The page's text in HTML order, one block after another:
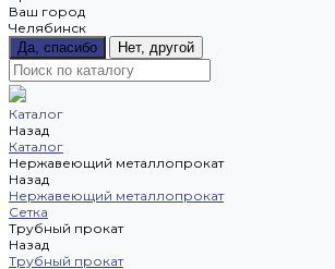
Ваш город
Челябинск
Да, спасибо
Нет, другой
Каталог
Назад
Каталог
Нержавеющий металлопрокат
Назад
Нержавеющий металлопрокат
Сетка
Трубный прокат
Назад
Трубный прокат